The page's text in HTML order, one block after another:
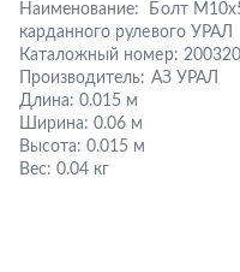
Наименование:
Болт
карданного рулевого УРАЛ
Каталожный номер:
Производитель: АЗ УРАЛ
Длина: 0.015 м
Ширина: 0.06 м
Высота: 0.015 м
Вес: 0.04 кг